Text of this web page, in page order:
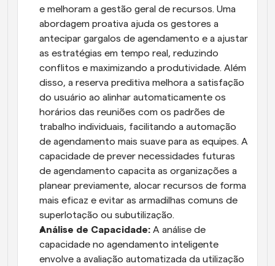
e melhoram a gestão geral de recursos. Uma
abordagem proativa ajuda os gestores a
antecipar gargalos de agendamento e a ajustar
as estratégias em tempo real, reduzindo
conflitos e maximizando a produtividade. Além
disso, a reserva preditiva melhora a satisfação
do usuário ao alinhar automaticamente os
horários das reuniões com os padrões de
trabalho individuais, facilitando a automação
de agendamento mais suave para as equipes. A
capacidade de prever necessidades futuras
de agendamento capacita as organizações a
planear previamente, alocar recursos de forma
mais eficaz e evitar as armadilhas comuns de
superlotação ou subutilização.
Análise de Capacidade: A análise de
capacidade no agendamento inteligente
envolve a avaliação automatizada da utilização